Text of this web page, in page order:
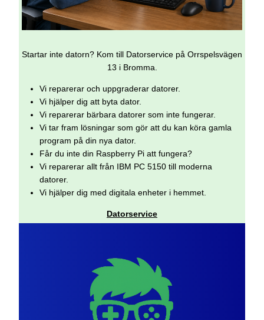
Startar inte datorn? Kom till Datorservice på Orrspelsvägen
13 i Bromma.
Vi reparerar och uppgraderar datorer.
Vi hjälper dig att byta dator.
Vi reparerar bärbara datorer som inte fungerar.
Vi tar fram lösningar som gör att du kan köra gamla
program på din nya dator.
Får du inte din Raspberry Pi att fungera?
Vi reparerar allt från IBM PC 5150 till moderna
datorer.
Vi hjälper dig med digitala enheter i hemmet.
Datorservice